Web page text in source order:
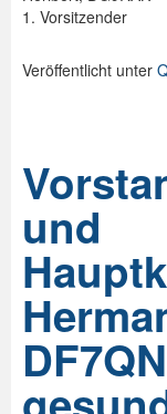
1. Vorsitzender
Veröffentlicht unter
und